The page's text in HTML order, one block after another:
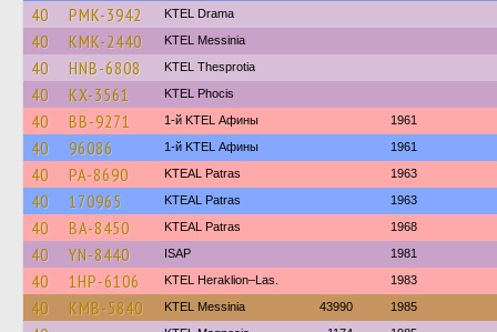
40 PMK-3942 KTEL Drama
40 KMK-2440 KTEL Messinia
40 HNB-6808 KTEL Thesprotia
40 KX-3561 ΚΤΕL Phocis
40 BB-9271 1-й KTEL Афины 1961
40 96086 1-й KTEL Афины 1961
40 PA-8690 KTEAL Patras 1963
40 170965 KTEAL Patras 1963
40 BA-8450 KTEAL Patras 1968
40 YN-8440 ISAP 1981
40 1HP-6106 KTEL Heraklion–Las. 1983
40 KMB-5840 KTEL Messinia 43990 1985